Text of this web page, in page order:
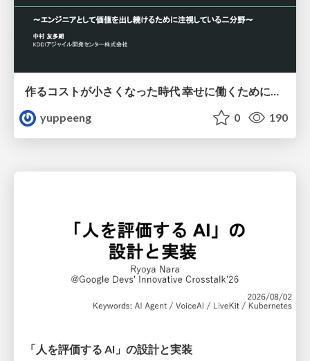
作るコストが小さくなった時代 幸せに働くために改めて考えたいこと 〜エンジニアとして価値を出し続けるために注視している二分野〜
yuppeeng
0 190
「人を評価する AI」の 設計と実装